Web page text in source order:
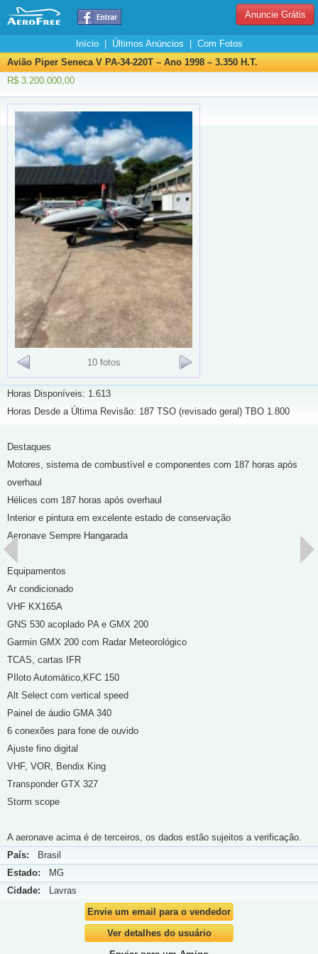
Anuncie Grátis
Início| Últimos Anúncios
Com Fotos
Avião Piper Seneca V PA-34-220T – Ano 1998 – 3.350 H.T.
R$ 3.200.000,00
10 fotos
Horas Disponíveis: 1.613
Horas Desde a Última Revisão: 187 TSO (revisado geral) TBO 1.800
Destaques
Motores, sistema de combustível e componentes com 187 horas após
overhaul
Hélices com 187 horas após overhaul
Interior e pintura em excelente estado de conservação
Aeronave Sempre Hangarada
Equipamentos
Ar condicionado
VHF KX165A
GNS 530 acoplado PA e GMX 200
Garmin GMX 200 com Radar Meteorológico
TCAS, cartas IFR
PIloto Automático,KFC 150
Alt Select com vertical speed
Painel de áudio GMA 340
6 conexões para fone de ouvido
Ajuste fino digital
VHF, VOR, Bendix King
Transponder GTX 327
Storm scope
A aeronave acima é de terceiros, os dados estão sujeitos a verificação.
País: Brasil
Estado: MG
Cidade: Lavras
Envie um email para o vendedor
Ver detalhes do usuário